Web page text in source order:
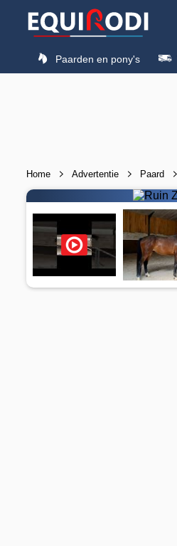
Paarden en pony's
Home Advertentie Paard